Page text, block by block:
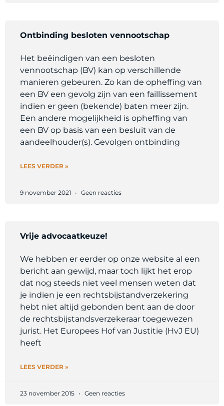
Ontbinding besloten vennootschap
Het beëindigen van een besloten
vennootschap (BV) kan op verschillende
manieren gebeuren. Zo kan de opheffing van
een BV een gevolg zijn van een faillissement
indien er geen (bekende) baten meer zijn.
Een andere mogelijkheid is opheffing van
een BV op basis van een besluit van de
aandeelhouder(s). Gevolgen ontbinding
LEES VERDER »
9 november 2021 Geen reacties
Vrije advocaatkeuze!
We hebben er eerder op onze website al een
bericht aan gewijd, maar toch lijkt het erop
dat nog steeds niet veel mensen weten dat
je indien je een rechtsbijstandverzekering
hebt niet altijd gebonden bent aan de door
de rechtsbijstandsverzekeraar toegewezen
jurist. Het Europees Hof van Justitie (HvJ EU)
heeft
LEES VERDER »
23 november 2015 Geen reacties